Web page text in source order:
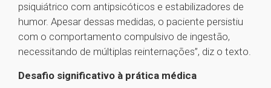
psiquiátrico com antipsicóticos e estabilizadores de
humor. Apesar dessas medidas, o paciente persistiu
com o comportamento compulsivo de ingestão,
necessitando de múltiplas reinternações”, diz o texto.
Desafio significativo à prática médica